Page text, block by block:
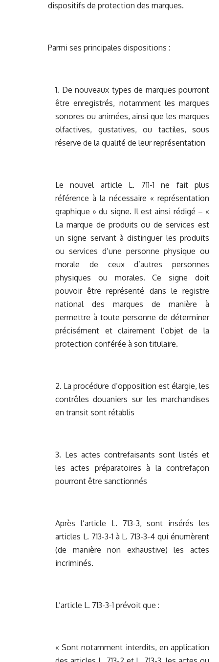
dispositifs de protection des marques.
Parmi ses principales dispositions :
1. De nouveaux types de marques pourront
être enregistrés, notamment les marques
sonores ou animées, ainsi que les marques
olfactives, gustatives, ou tactiles, sous
réserve de la qualité de leur représentation
Le nouvel article L. 711-1 ne fait plus
référence à la nécessaire « représentation
graphique » du signe. Il est ainsi rédigé – «
La marque de produits ou de services est
un signe servant à distinguer les produits
ou services d’une personne physique ou
morale de ceux d’autres personnes
physiques ou morales. Ce signe doit
pouvoir être représenté dans le registre
national des marques de manière à
permettre à toute personne de déterminer
précisément et clairement l’objet de la
protection conférée à son titulaire.
2. La procédure d’opposition est élargie, les
contrôles douaniers sur les marchandises
en transit sont rétablis
3. Les actes contrefaisants sont listés et
les actes préparatoires à la contrefaçon
pourront être sanctionnés
Après l’article L. 713-3, sont insérés les
articles L. 713-3-1 à L. 713-3-4 qui énumèrent
(de manière non exhaustive) les actes
incriminés.
L’article L. 713-3-1 prévoit que :
« Sont notamment interdits, en application